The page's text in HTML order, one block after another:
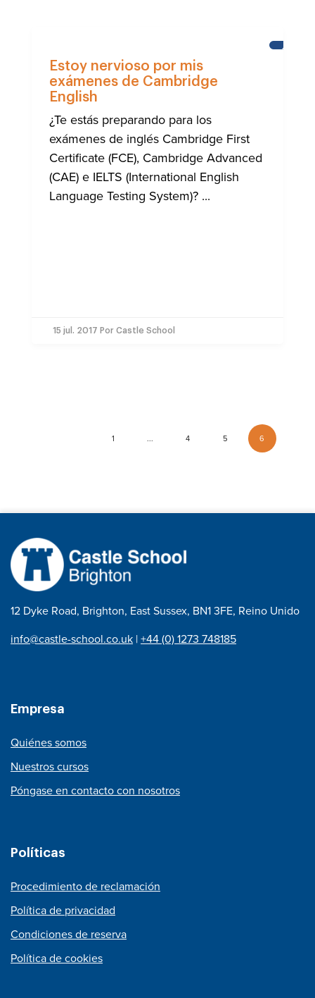
Estoy nervioso por mis
exámenes de Cambridge
English
¿Te estás preparando para los
exámenes de inglés Cambridge First
Certificate (FCE), Cambridge Advanced
(CAE) e IELTS (International English
Language Testing System)? ...
15 jul. 2017 Por Castle School
1 ... 4 5 6
12 Dyke Road, Brighton, East Sussex, BN1 3FE, Reino Unido
info@castle-school.co.uk |+44 (0) 1273 748185
Empresa
Quiénes somos
Nuestros cursos
Póngase en contacto con nosotros
Políticas
Procedimiento de reclamación
Política de privacidad
Condiciones de reserva
Política de cookies